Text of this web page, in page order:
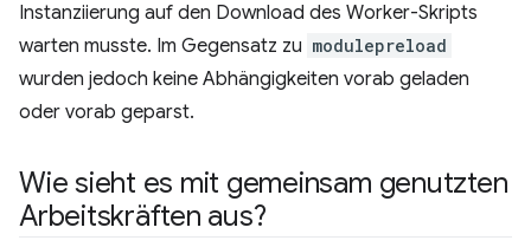
Instanziierung auf den Download des Worker-Skripts
warten musste. Im Gegensatz zu modulepreload
wurden jedoch keine Abhängigkeiten vorab geladen
oder vorab geparst.
Wie sieht es mit gemeinsam genutzten
Arbeitskräften aus?